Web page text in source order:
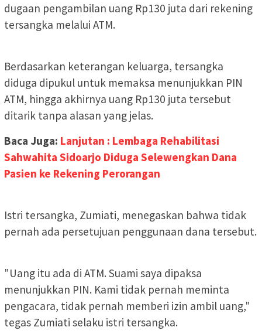
dugaan pengambilan uang Rp130 juta dari rekening
tersangka melalui ATM.
Berdasarkan keterangan keluarga, tersangka
diduga dipukul untuk memaksa menunjukkan PIN
ATM, hingga akhirnya uang Rp130 juta tersebut
ditarik tanpa alasan yang jelas.
Baca Juga: Lanjutan : Lembaga Rehabilitasi
Sahwahita Sidoarjo Diduga Selewengkan Dana
Pasien ke Rekening Perorangan
Istri tersangka, Zumiati, menegaskan bahwa tidak
pernah ada persetujuan penggunaan dana tersebut.
"Uang itu ada di ATM. Suami saya dipaksa
menunjukkan PIN. Kami tidak pernah meminta
pengacara, tidak pernah memberi izin ambil uang,"
tegas Zumiati selaku istri tersangka.